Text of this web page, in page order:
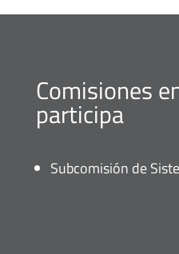
Comisiones
participa
Subcomisión de